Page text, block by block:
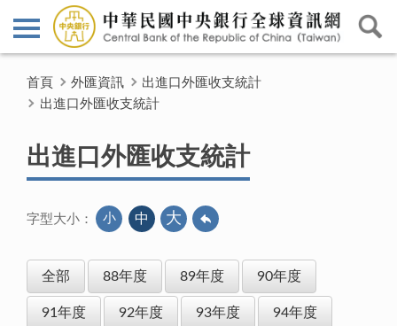
首頁 外匯資訊
出進口外匯收支統計
出進口外匯收支統計
出進口外匯收支統計
字型大小： 小 中 大
全部 88年度 89年度 90年度
91年度 92年度 93年度 94年度